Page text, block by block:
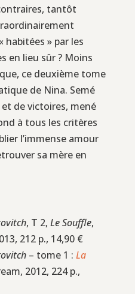
tantôt
habitées » par les
en lieu sûr ? Moins
ce deuxième tome
de Nina. Semé
de victoires, mené
à tous les critères
l’immense amour
sa mère en
, T 2, Le Souffle,
212 p., 14,90 €
– tome 1 : La
2012, 224 p.,